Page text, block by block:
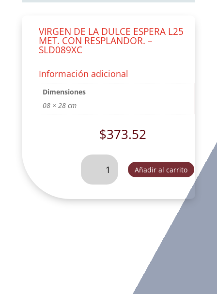
VIRGEN DE LA DULCE ESPERA L25
MET. CON RESPLANDOR. –
SLD089XC
Información adicional
Dimensiones
08 × 28 cm
$373.52
VIRGEN
LA
ESPERA
Añadir al carrito